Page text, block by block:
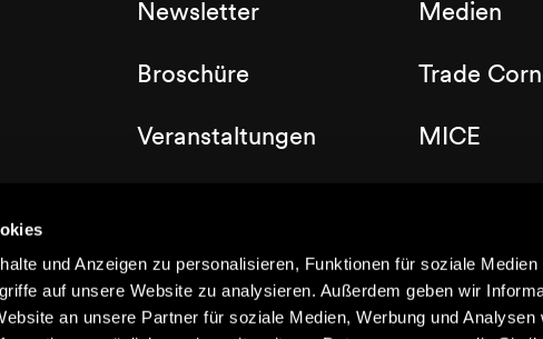
und Anzeigen zu personalisieren, Funktionen für soziale Medien
auf unsere Website zu analysieren. Außerdem geben wir
an unsere Partner für soziale Medien, Werbung und Analysen
Newsletter
Broschüre
Veranstaltungen
Dorfplan
Medien
Trade
MICE